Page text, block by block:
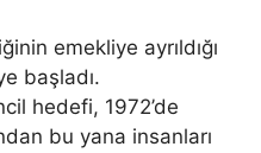
emekliye ayrıldığı
başladı.
hedefi, 1972’de
bu yana insanları